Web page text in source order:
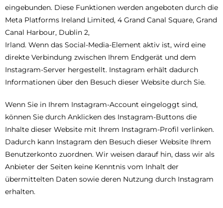
eingebunden. Diese Funktionen werden angeboten durch die
Meta Platforms Ireland Limited, 4 Grand Canal Square, Grand
Canal Harbour, Dublin 2,
Irland. Wenn das Social-Media-Element aktiv ist, wird eine
direkte Verbindung zwischen Ihrem Endgerät und dem
Instagram-Server hergestellt. Instagram erhält dadurch
Informationen über den Besuch dieser Website durch Sie.
Wenn Sie in Ihrem Instagram-Account eingeloggt sind,
können Sie durch Anklicken des Instagram-Buttons die
Inhalte dieser Website mit Ihrem Instagram-Profil verlinken.
Dadurch kann Instagram den Besuch dieser Website Ihrem
Benutzerkonto zuordnen. Wir weisen darauf hin, dass wir als
Anbieter der Seiten keine Kenntnis vom Inhalt der
übermittelten Daten sowie deren Nutzung durch Instagram
erhalten.